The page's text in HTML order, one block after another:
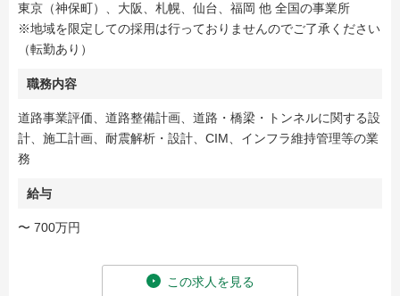
東京（神保町）、大阪、札幌、仙台、福岡 他 全国の事業所
※地域を限定しての採用は行っておりませんのでご了承ください
（転勤あり）
職務内容
道路事業評価、道路整備計画、道路・橋梁・トンネルに関する設
計、施工計画、耐震解析・設計、CIM、インフラ維持管理等の業
務
給与
〜 700万円
この求人を見る